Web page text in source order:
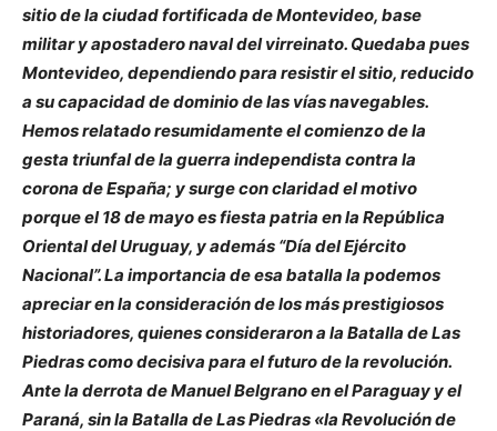
sitio de la ciudad fortificada de Montevideo, base
militar y apostadero naval del virreinato. Quedaba pues
Montevideo, dependiendo para resistir el sitio, reducido
a su capacidad de dominio de las vías navegables.
Hemos relatado resumidamente el comienzo de la
gesta triunfal de la guerra independista contra la
corona de España; y surge con claridad el motivo
porque el 18 de mayo es fiesta patria en la República
Oriental del Uruguay, y además “Día del Ejército
Nacional”. La importancia de esa batalla la podemos
apreciar en la consideración de los más prestigiosos
historiadores, quienes consideraron a la Batalla de Las
Piedras como decisiva para el futuro de la revolución.
Ante la derrota de Manuel Belgrano en el Paraguay y el
Paraná, sin la Batalla de Las Piedras «la Revolución de